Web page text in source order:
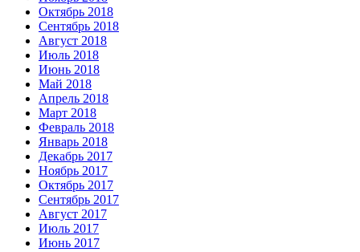
Октябрь 2018
Сентябрь 2018
Август 2018
Июль 2018
Июнь 2018
Май 2018
Апрель 2018
Март 2018
Февраль 2018
Январь 2018
Декабрь 2017
Ноябрь 2017
Октябрь 2017
Сентябрь 2017
Август 2017
Июль 2017
Июнь 2017